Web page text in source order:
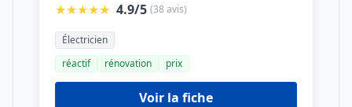
★★★★★ 4.9/5 (38 avis)
Électricien
réactif
rénovation prix
Voir la fiche